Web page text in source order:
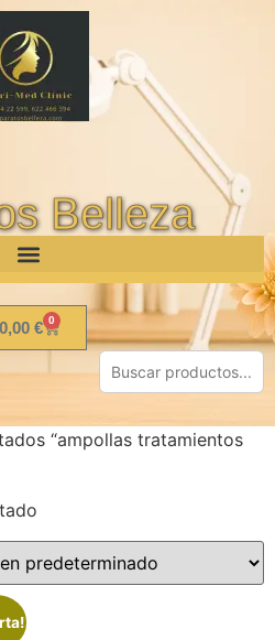
Belleza
0,00 € 0
“ampollas tratamientos